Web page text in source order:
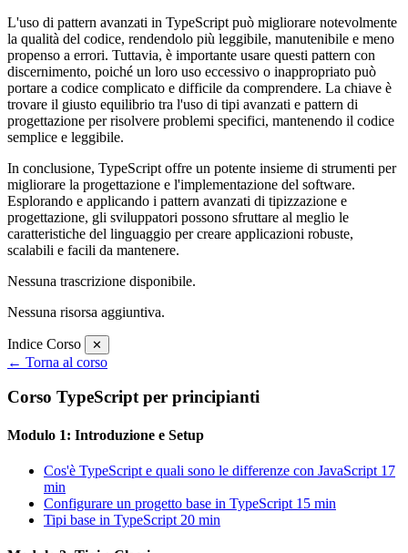
L'uso di pattern avanzati in TypeScript può migliorare notevolmente
la qualità del codice, rendendolo più leggibile, manutenibile e meno
propenso a errori. Tuttavia, è importante usare questi pattern con
discernimento, poiché un loro uso eccessivo o inappropriato può
portare a codice complicato e difficile da comprendere. La chiave è
trovare il giusto equilibrio tra l'uso di tipi avanzati e pattern di
progettazione per risolvere problemi specifici, mantenendo il codice
semplice e leggibile.
In conclusione, TypeScript offre un potente insieme di strumenti per
migliorare la progettazione e l'implementazione del software.
Esplorando e applicando i pattern avanzati di tipizzazione e
progettazione, gli sviluppatori possono sfruttare al meglio le
caratteristiche del linguaggio per creare applicazioni robuste,
scalabili e facili da mantenere.
Nessuna trascrizione disponibile.
Nessuna risorsa aggiuntiva.
Indice Corso ✕
← Torna al corso
Corso TypeScript per principianti
Modulo 1: Introduzione e Setup
Cos'è TypeScript e quali sono le differenze con JavaScript 17
min
Configurare un progetto base in TypeScript 15 min
Tipi base in TypeScript 20 min